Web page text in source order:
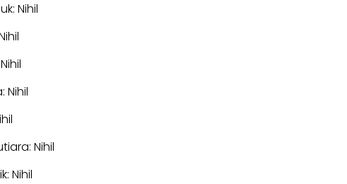
Nihil
Nihil
Nihil
Nihil